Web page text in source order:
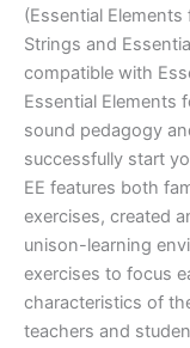
(Essential
Strings and
compatible with
Essential Elements
sound pedagogy
successfully start
EE features both
exercises, created
unison-learning
exercises to focus
characteristics of
teachers and